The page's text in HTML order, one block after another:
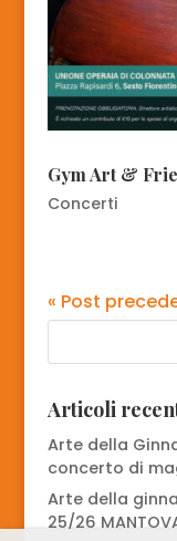
Gym Art &
Concerti
« Post
Articoli
Arte della
concerto di
Arte della
25/26